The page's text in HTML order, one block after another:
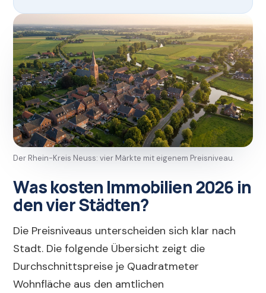
Der Rhein-Kreis Neuss: vier Märkte mit eigenem Preisniveau.
Was kosten Immobilien 2026 in
den vier Städten?
Die Preisniveaus unterscheiden sich klar nach
Stadt. Die folgende Übersicht zeigt die
Durchschnittspreise je Quadratmeter
Wohnfläche aus den amtlichen